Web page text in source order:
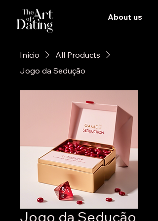
About us
Início
All Products
Jogo da Sedução
Jogo da Sedução